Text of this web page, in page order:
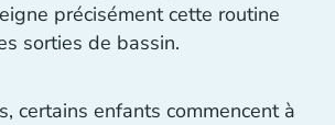
précisément cette routine
sorties de bassin.
certains enfants commencent à